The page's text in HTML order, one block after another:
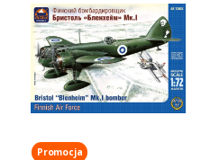
Promocja